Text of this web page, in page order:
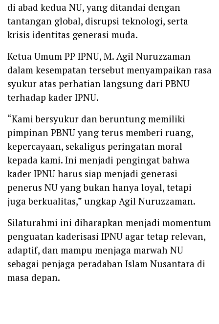
di abad kedua NU, yang ditandai dengan
tantangan global, disrupsi teknologi, serta
krisis identitas generasi muda.
Ketua Umum PP IPNU, M. Agil Nuruzzaman
dalam kesempatan tersebut menyampaikan rasa
syukur atas perhatian langsung dari PBNU
terhadap kader IPNU.
“Kami bersyukur dan beruntung memiliki
pimpinan PBNU yang terus memberi ruang,
kepercayaan, sekaligus peringatan moral
kepada kami. Ini menjadi pengingat bahwa
kader IPNU harus siap menjadi generasi
penerus NU yang bukan hanya loyal, tetapi
juga berkualitas,” ungkap Agil Nuruzzaman.
Silaturahmi ini diharapkan menjadi momentum
penguatan kaderisasi IPNU agar tetap relevan,
adaptif, dan mampu menjaga marwah NU
sebagai penjaga peradaban Islam Nusantara di
masa depan.